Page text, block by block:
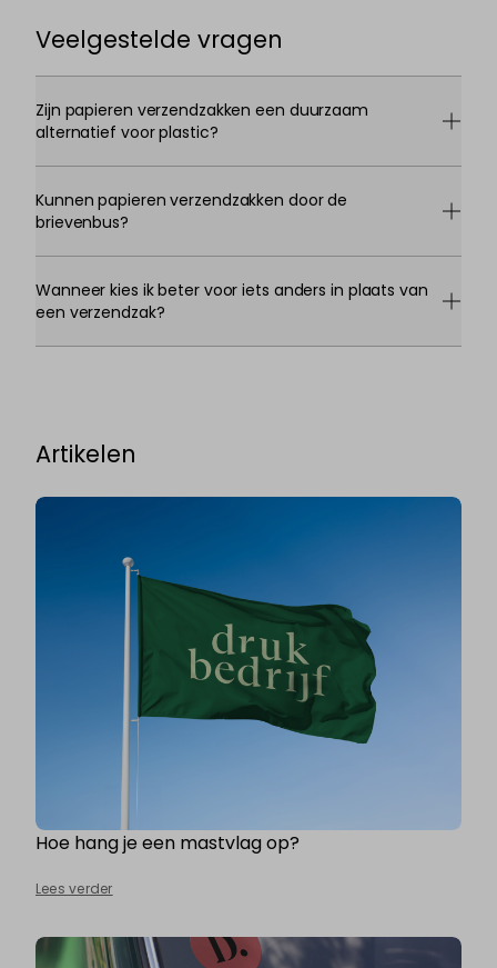
Veelgestelde vragen
Zijn papieren verzendzakken een duurzaam
alternatief voor plastic?
Kunnen papieren verzendzakken door de
brievenbus?
Wanneer kies ik beter voor iets anders in plaats van
een verzendzak?
Artikelen
Hoe hang je een mastvlag op?
Lees verder